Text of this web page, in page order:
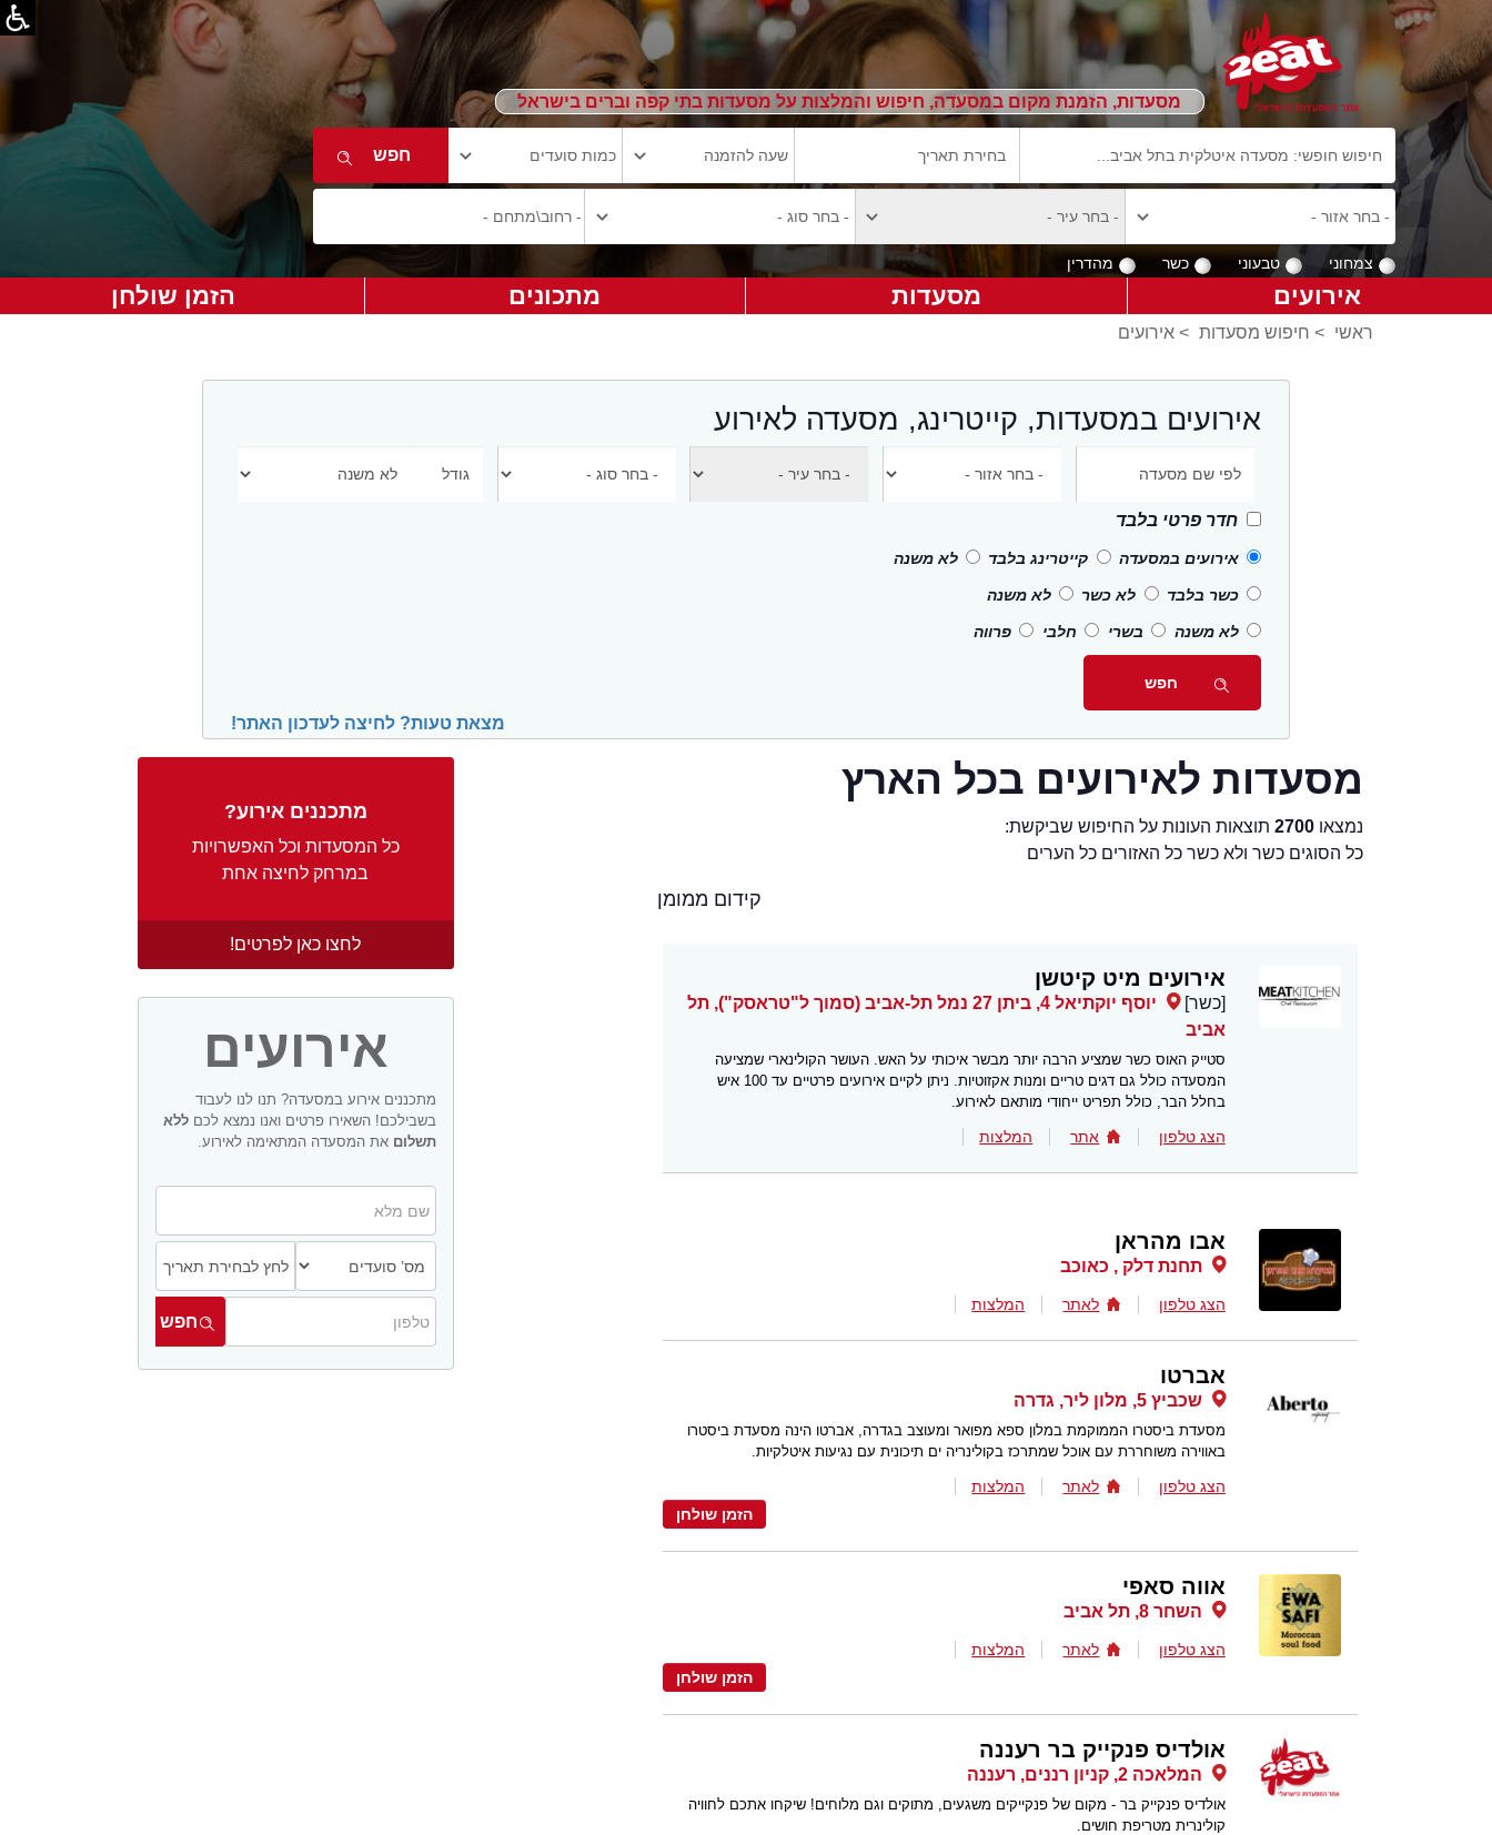
מסעדות, הזמנת מקום במסעדה, חיפוש והמלצות על מסעדות בתי קפה וברים בישראל
צמחוני טבעוני כשר מהדרין
אירועים מסעדות מתכונים הזמן שולחן
ראשי > חיפוש מסעדות > אירועים
אירועים במסעדות, קייטרינג, מסעדה לאירוע
חדר פרטי בלבד
אירועים במסעדה קייטרינג בלבד לא משנה
כשר בלבד לא כשר לא משנה
לא משנה בשרי חלבי פרווה
מצאת טעות? לחיצה לעדכון האתר!
מתכננים אירוע?
כל המסעדות וכל האפשרויות
במרחק לחיצה אחת
לחצו כאן לפרטים!
אירועים
מתכננים אירוע במסעדה? תנו לנו לעבוד
בשבילכם! השאירו פרטים ואנו נמצא לכם ללא
תשלום את המסעדה המתאימה לאירוע.
מסעדות לאירועים בכל הארץ
נמצאו 2700תוצאות העונות על החיפוש שביקשת:
כל הסוגים כשר ולא כשר כל האזורים כל הערים
קידום ממומן
אירועים מיט קיטשן
[כשר]
יוסף יוקתיאל 4, ביתן 27 נמל תל-אביב (סמוך ל"טראסק"), תל
אביב
סטייק האוס כשר שמציע הרבה יותר מבשר איכותי על האש. העושר הקולינארי שמציעה
המסעדה כולל גם דגים טריים ומנות אקזוטיות. ניתן לקיים אירועים פרטיים עד 100 איש
בחלל הבר, כולל תפריט ייחודי מותאם לאירוע.
הצג טלפון אתר המלצות
אבו מהראן
תחנת דלק , כאוכב
הצג טלפון לאתר המלצות
אברטו
שכביץ 5, מלון ליר, גדרה
מסעדת ביסטרו הממוקמת במלון ספא מפואר ומעוצב בגדרה, אברטו הינה מסעדת ביסטרו
באווירה משוחררת עם אוכל שמתרכז בקולינריה ים תיכונית עם נגיעות איטלקיות.
הצג טלפון לאתר
המלצות
הזמן שולחן
אווה סאפי
השחר 8, תל אביב
הצג טלפון לאתר
המלצות
הזמן שולחן
אולדיס פנקייק בר רעננה
המלאכה 2, קניון רננים, רעננה
אולדיס פנקייק בר - מקום של פנקייקים משגעים, מתוקים וגם מלוחים! שיקחו אתכם לחוויה
קולינרית מטריפת חושים.